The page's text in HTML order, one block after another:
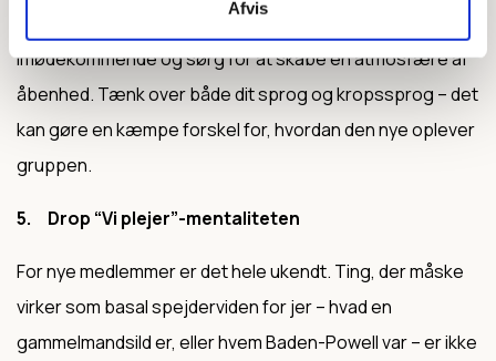
Afvis
imødekommende og sørg for at skabe en atmosfære af
åbenhed. Tænk over både dit sprog og kropssprog – det
kan gøre en kæmpe forskel for, hvordan den nye oplever
gruppen.
5. Drop “Vi plejer”-mentaliteten
For nye medlemmer er det hele ukendt. Ting, der måske
virker som basal spejderviden for jer – hvad en
gammelmandsild er, eller hvem Baden-Powell var – er ikke